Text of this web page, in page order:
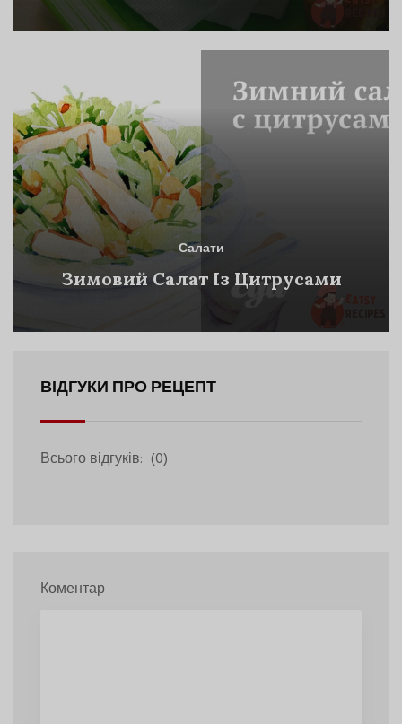
Салати
Зимовий Салат Із Цитрусами
ВІДГУКИ ПРО РЕЦЕПТ
Всього відгуків: (0)
Коментар